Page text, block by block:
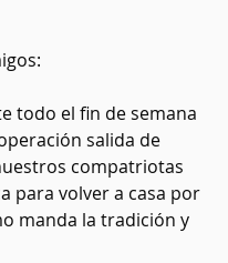
todo el fin de semana
salida de
compatriotas
para volver a casa por
manda la tradición y